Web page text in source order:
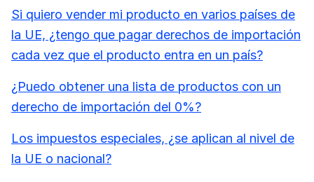
Si quiero vender mi producto en varios países de
la UE, ¿tengo que pagar derechos de importación
cada vez que el producto entra en un país?
¿Puedo obtener una lista de productos con un
derecho de importación del 0%?
Los impuestos especiales, ¿se aplican al nivel de
la UE o nacional?